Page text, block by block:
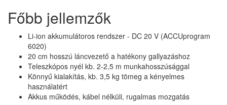
Főbb jellemzők
Li-ion akkumulátoros rendszer - DC 20 V (ACCUprogram
6020)
20 cm hosszú láncvezető a hatékony gallyazáshoz
Teleszkópos nyél kb. 2-2,5 m munkahosszúsággal
Könnyű kialakítás, kb. 3,5 kg tömeg a kényelmes
használatért
Akkus működés, kábel nélküli, rugalmas mozgatás